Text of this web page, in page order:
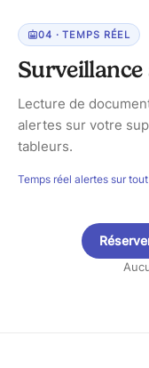
04 ·TEMPS RÉEL
Lecture de
alertes sur votre
tableurs.
Temps réel alertes sur